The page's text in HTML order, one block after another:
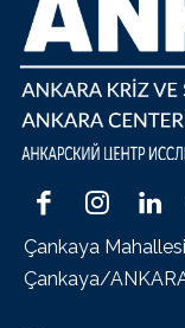
Çankaya
Çankaya/